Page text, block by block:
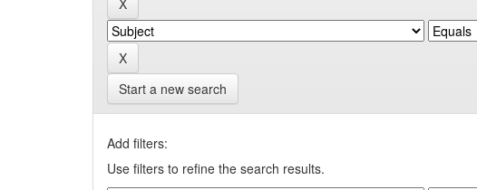
Start a new search
Add filters:
Use filters to refine the search results.